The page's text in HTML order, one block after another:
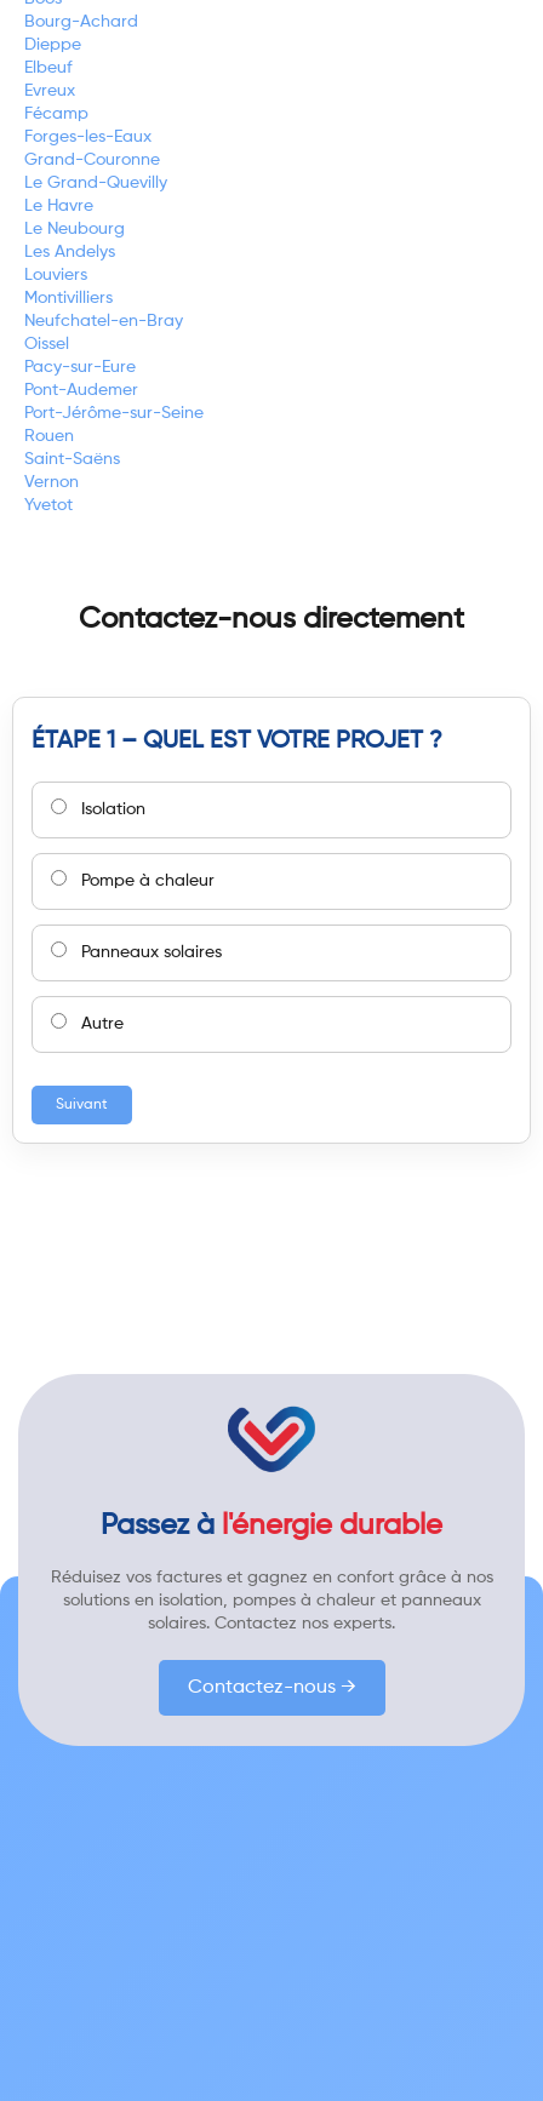
Bourg-Achard
Dieppe
Elbeuf
Evreux
Fécamp
Forges-les-Eaux
Grand-Couronne
Le Grand-Quevilly
Le Havre
Le Neubourg
Les Andelys
Louviers
Montivilliers
Neufchatel-en-Bray
Oissel
Pacy-sur-Eure
Pont-Audemer
Port-Jérôme-sur-Seine
Rouen
Saint-Saëns
Vernon
Yvetot
Contactez-nous directement
ÉTAPE 1 – QUEL EST VOTRE PROJET ?
Isolation
Pompe à chaleur
Panneaux solaires
Autre
Suivant
Passez à l'énergie durable
Réduisez vos factures et gagnez en confort grâce à nos
solutions en isolation, pompes à chaleur et panneaux
solaires. Contactez nos experts.
Contactez-nous →